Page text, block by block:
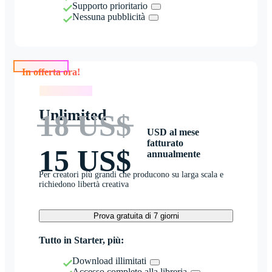
Supporto prioritario
Nessuna pubblicità
Unlimited
18 US$
15 US$
USD al mese
fatturato
annualmente
Per creatori più grandi che producono su larga scala e
richiedono libertà creativa
Prova gratuita di 7 giorni
Tutto in Starter, più:
Download illimitati